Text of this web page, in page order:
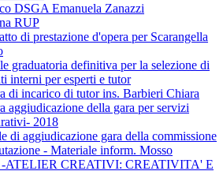
DSGA Emanuela Zanazzi
RUP
di prestazione d'opera per Scarangella
graduatoria definitiva per la selezione di
interni per esperti e tutor
di incarico di tutor ins. Barbieri Chiara
aggiudicazione della gara per servizi
2018
di aggiudicazione gara della commissione
- Materiale inform. Mosso
ATELIER CREATIVI: CREATIVITA' E